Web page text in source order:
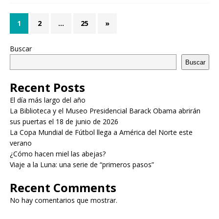
1 2 … 25 »
Buscar
Buscar
Recent Posts
El día más largo del año
La Biblioteca y el Museo Presidencial Barack Obama abrirán
sus puertas el 18 de junio de 2026
La Copa Mundial de Fútbol llega a América del Norte este
verano
¿Cómo hacen miel las abejas?
Viaje a la Luna: una serie de “primeros pasos”
Recent Comments
No hay comentarios que mostrar.